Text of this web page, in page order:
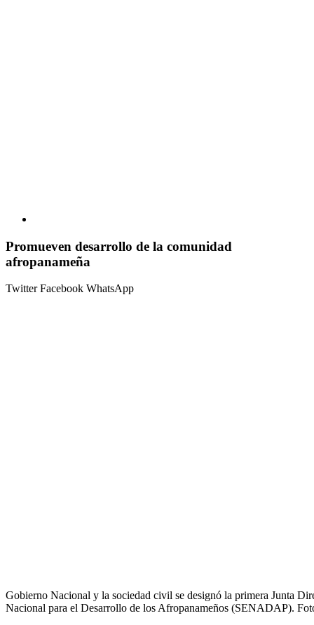
Promueven desarrollo de la comunidad
afropanameña
TwitterFacebook WhatsApp
Gobierno Nacional y la sociedad civil se designó la primera Junta
Nacional para el Desarrollo de los Afropanameños (SENADAP).